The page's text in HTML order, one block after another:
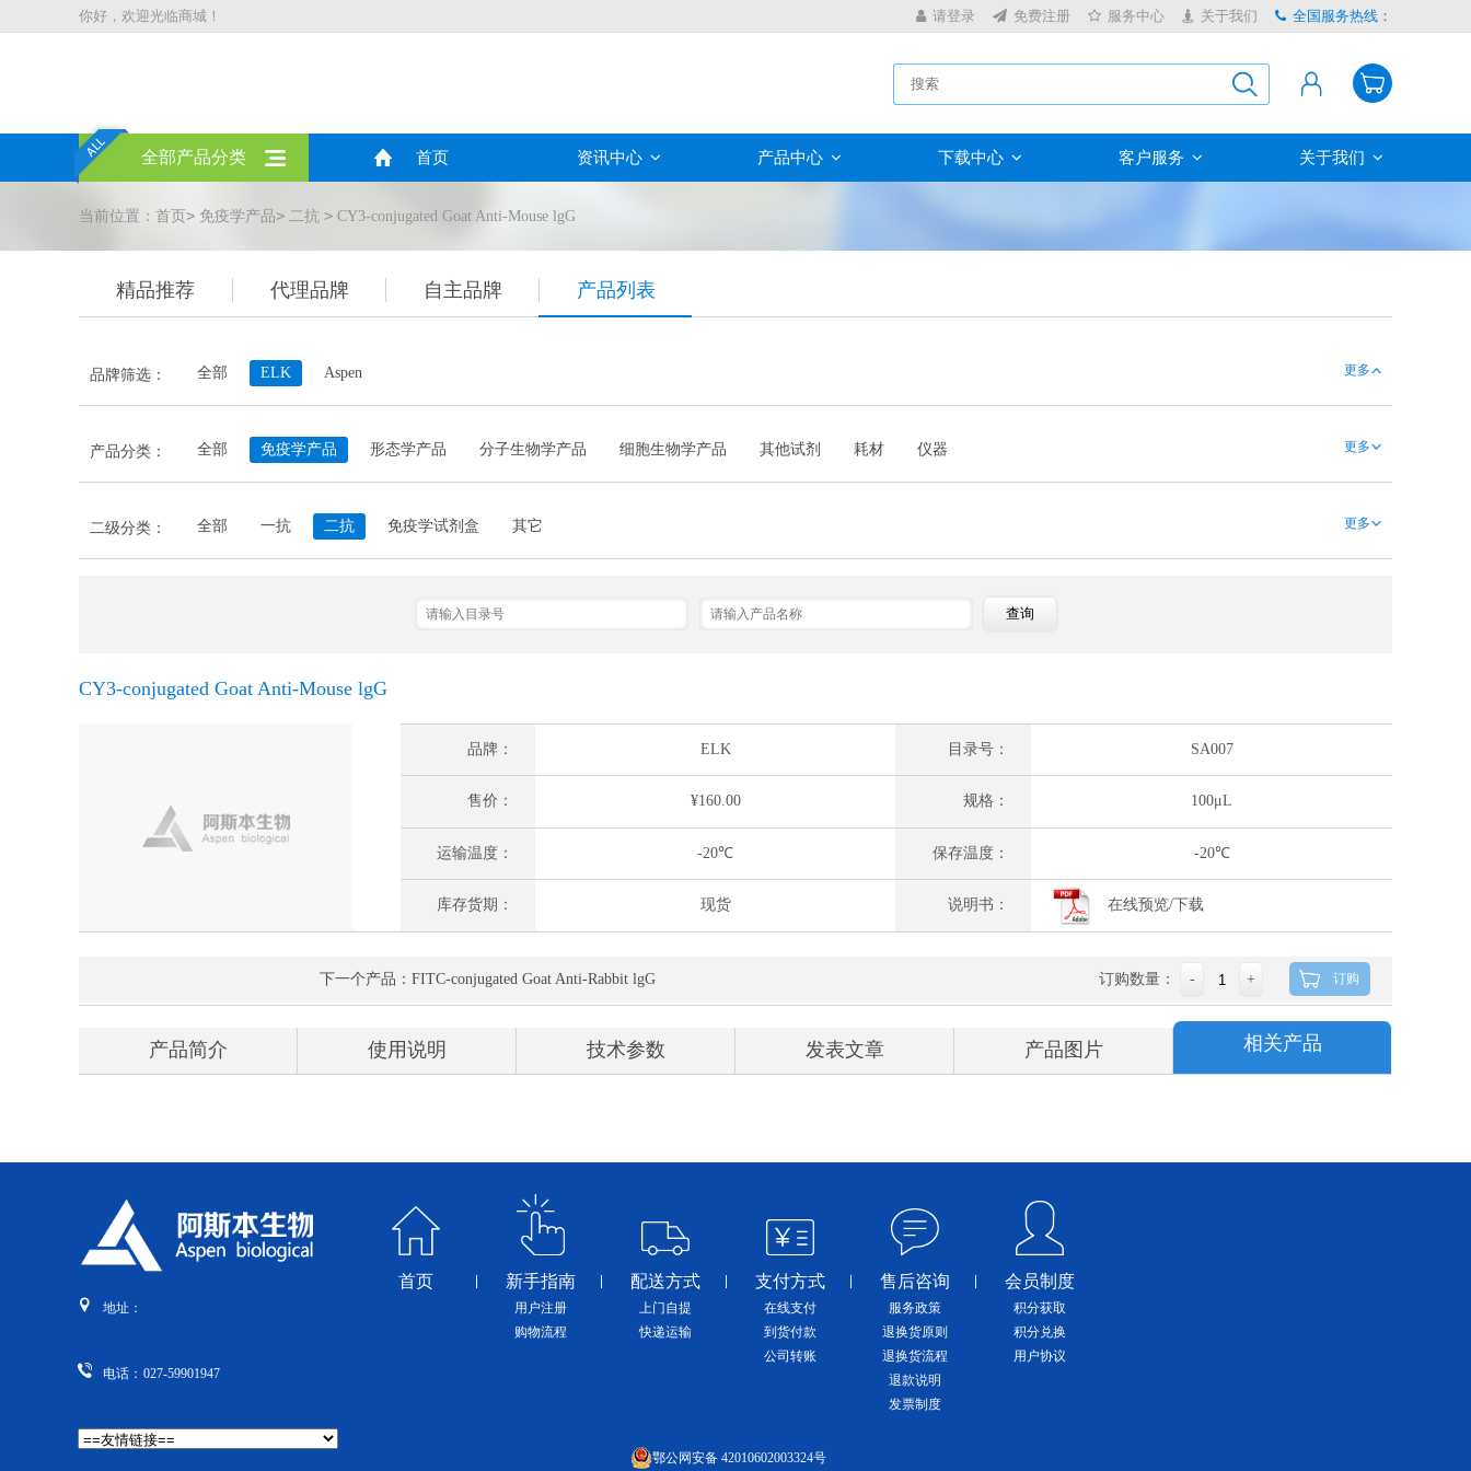
你好，欢迎光临商城！ 请登录 免费注册 服务中心 关于我们 全国服务热线：
全部产品分类 首页 资讯中心 产品中心 下载中心 客户服务 关于我们
当前位置： 首页 > 免疫学产品> 二抗 > CY3-conjugated Goat Anti-Mouse lgG
精品推荐 代理品牌 自主品牌 产品列表
品牌筛选： 全部 ELK Aspen 更多
产品分类： 全部 免疫学产品 形态学产品 分子生物学产品 细胞生物学产品 其他试剂 耗材 仪器 更多
二级分类： 全部 一抗 二抗 免疫学试剂盒 其它 更多
CY3-conjugated Goat Anti-Mouse lgG
品牌： ELK 目录号： SA007
售价： ¥160.00 规格： 100μL
运输温度： -20℃ 保存温度： -20℃
库存货期： 现货 说明书： 在线预览/下载
下一个产品：FITC-conjugated Goat Anti-Rabbit lgG 订购数量： - + 订购
产品简介 使用说明 技术参数 发表文章 产品图片 相关产品
地址：
电话： 027-59901947
首页 新手指南
用户注册
购物流程
配送方式
上门自提
快递运输
支付方式
在线支付
到货付款
公司转账
售后咨询
服务政策
退换货原则
退换货流程
退款说明
发票制度
会员制度
积分获取
积分兑换
用户协议
鄂公网安备 42010602003324号